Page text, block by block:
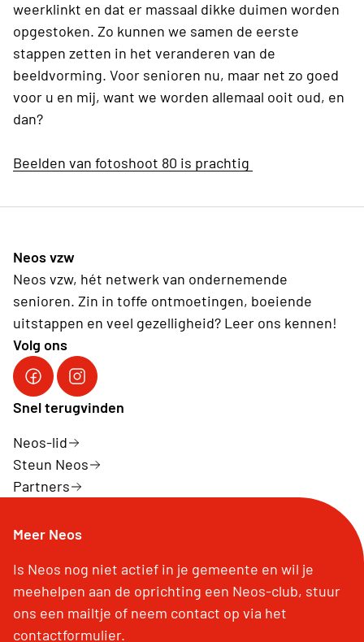
weerklinkt en dat er massaal dikke duimen worden
opgestoken. Zo kunnen we samen de eerste
stappen zetten in het veranderen van de
beeldvorming. Voor senioren nu, maar net zo goed
voor u en mij, want we worden allemaal ooit oud, en
dan?
Beelden van fotoshoot 80 is prachtig
Neos vzw
Neos vzw, hét netwerk van ondernemende
senioren. Zin in toffe ontmoetingen, boeiende
uitstappen en veel gezelligheid? Leer ons kennen!
Volg ons
Facebook Neos vzw
Instagram Neos vzw
Snel terugvinden
Neos-lid
Steun Neos
Partners
Meer Neos
Is Neos nog niet actief in je gemeente en wil je
meehelpen aan de oprichting een Neos-club, stuur
ons een mailtje of neem contact op via het
contactformulier.